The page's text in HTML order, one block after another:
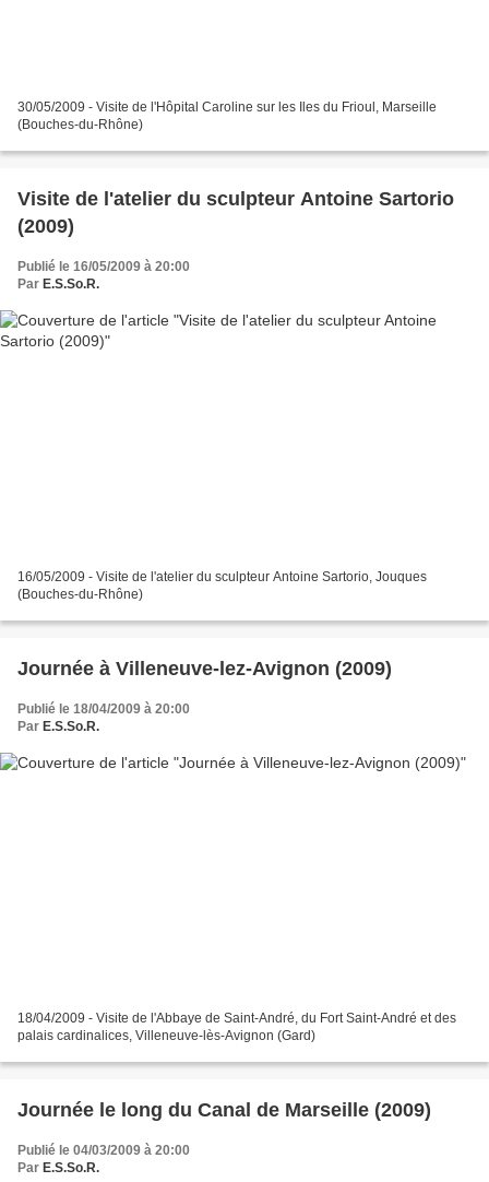
30/05/2009 - Visite de l'Hôpital Caroline sur les Iles du Frioul, Marseille
(Bouches-du-Rhône)
Visite de l'atelier du sculpteur Antoine Sartorio
(2009)
Publié le 16/05/2009 à 20:00
Par E.S.So.R.
16/05/2009 - Visite de l'atelier du sculpteur Antoine Sartorio, Jouques
(Bouches-du-Rhône)
Journée à Villeneuve-lez-Avignon (2009)
Publié le 18/04/2009 à 20:00
Par E.S.So.R.
18/04/2009 - Visite de l'Abbaye de Saint-André, du Fort Saint-André et des
palais cardinalices, Villeneuve-lès-Avignon (Gard)
Journée le long du Canal de Marseille (2009)
Publié le 04/03/2009 à 20:00
Par E.S.So.R.